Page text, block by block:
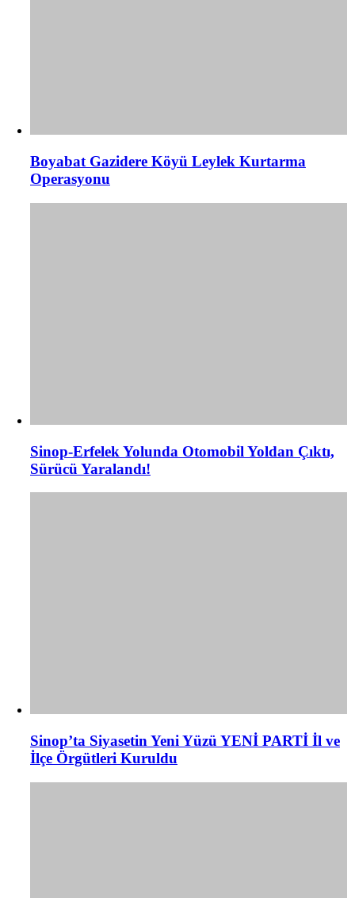
Boyabat Gazidere Köyü Leylek Kurtarma
Operasyonu
Sinop-Erfelek Yolunda Otomobil Yoldan Çıktı,
Sürücü Yaralandı!
Sinop’ta Siyasetin Yeni Yüzü YENİ PARTİ İl ve
İlçe Örgütleri Kuruldu